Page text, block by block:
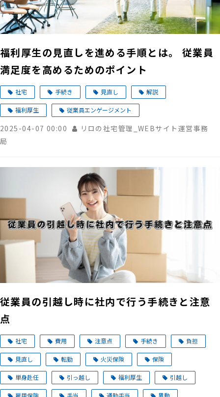
福利厚生の見直しを進める手順とは。 従業員
満足度を高めるためのポイント
社宅 手続き 見直し 解説
福利厚生 従業員エンゲージメント
2025-04-07 00:00
リロの社宅管理_WEBサイト運営事務
局
従業員の引越し時に社内で行う手続きと注意
点
社宅 費用 注意点 手続き 負担
見直し 転勤 火災保険 保険
単身赴任 引っ越し 福利厚生 引越し
雇用保険 手当 通勤手当 異動